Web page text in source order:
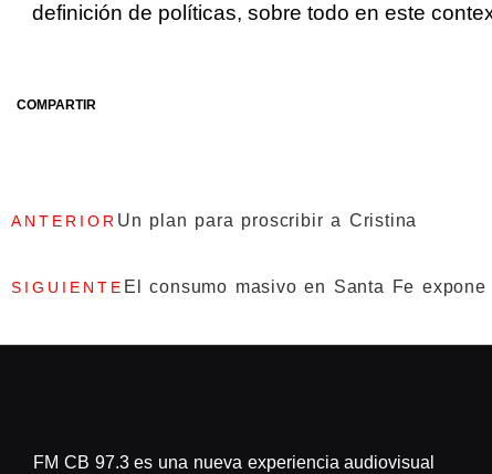
definición de políticas, sobre todo en este
COMPARTIR
ANTERIOR Un plan para proscribir a Cristina
SIGUIENTE El consumo masivo en Santa Fe
FM CB 97.3 es una nueva experiencia audiovisual